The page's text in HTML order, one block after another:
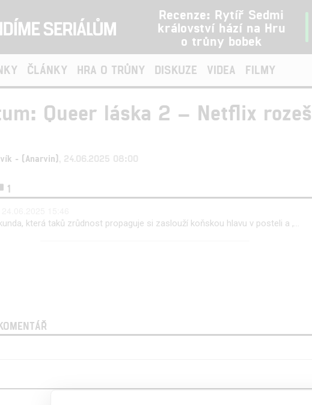
Recenze: Rytíř Sedmi
království hází na Hru
o trůny bobek
ČLÁNKY HRA O TRŮNY DISKUZE VIDEA FILMY
Queer láska 2 – Netflix
- (Anarvin) , 24.06.2025 08:00
1
která taků zrůdnost propaguje si zaslouží koňskou hlavu v posteli a ,...